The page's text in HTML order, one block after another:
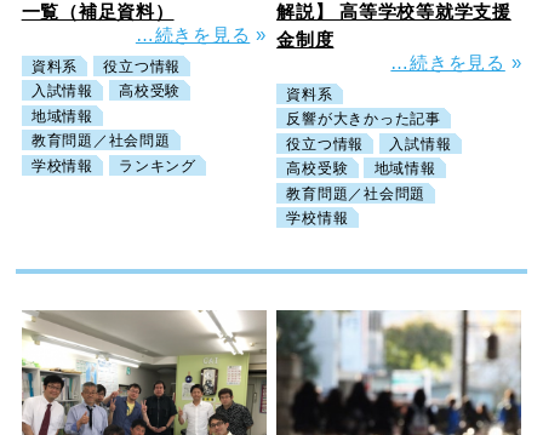
一覧（補足資料）
…続きを見る »
資料系
役立つ情報
入試情報
高校受験
地域情報
教育問題／社会問題
学校情報
ランキング
解説】 高等学校等就学支援
金制度
…続きを見る »
資料系
反響が大きかった記事
役立つ情報
入試情報
高校受験
地域情報
教育問題／社会問題
学校情報